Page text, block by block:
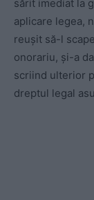
sărit imediat la
aplicare legea,
reuşit să-l
onorariu, şi-a
scriind ulterior
dreptul legal